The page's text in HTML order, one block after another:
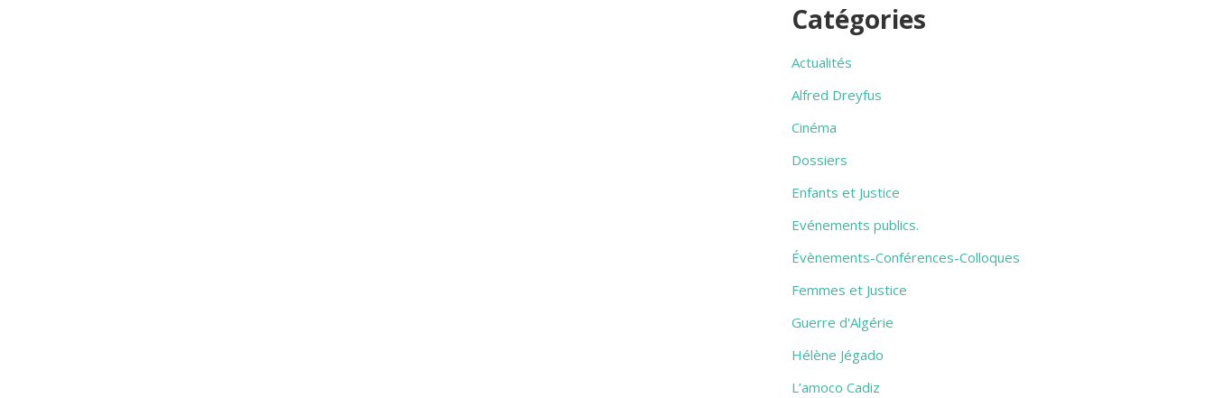
Catégories
Actualités
Alfred Dreyfus
Cinéma
Dossiers
Enfants et Justice
Evénements publics.
Évènements-Conférences-Colloques
Femmes et Justice
Guerre d'Algérie
Hélène Jégado
L’amoco Cadiz